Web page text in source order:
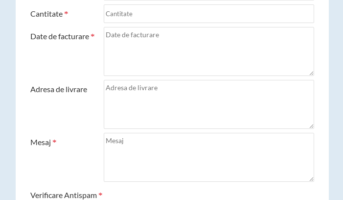
Cantitate
Date de facturare
Adresa de livrare
Mesaj
Verificare Antispam